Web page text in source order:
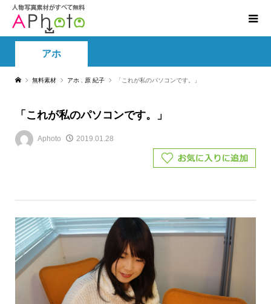
アホ
無料素材 アホ 原 紀子 「これが私のパソコンです。」
「これが私のパソコンです。」
Aphoto 2019.01.28